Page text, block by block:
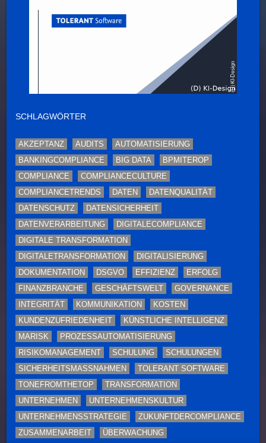
SCHLAGWÖRTER
AKZEPTANZ AUDITS
AUTOMATISIERUNG
BANKINGCOMPLIANCE
BIG DATA
BPMITEROP
COMPLIANCE
COMPLIANCECULTURE
COMPLIANCETRENDS
DATEN
DATENQUALITÄT
DATENSCHUTZ
DATENSICHERHEIT
DATENVERARBEITUNG
DIGITALECOMPLIANCE
DIGITALE TRANSFORMATION
DIGITALETRANSFORMATION
DIGITALISIERUNG
DOKUMENTATION
DSGVO EFFIZIENZ
ERFOLG
FINANZBRANCHE
GESCHÄFTSWELT
GOVERNANCE
INTEGRITÄT
KOMMUNIKATION
KOSTEN
KUNDENZUFRIEDENHEIT
KÜNSTLICHE INTELLIGENZ
MARISK
PROZESSAUTOMATISIERUNG
RISIKOMANAGEMENT
SCHULUNG
SCHULUNGEN
SICHERHEITSMASSNAHMEN
TOLERANT SOFTWARE
TONEFROMTHETOP
TRANSFORMATION
UNTERNEHMEN
UNTERNEHMENSKULTUR
UNTERNEHMENSSTRATEGIE
ZUKUNFTDERCOMPLIANCE
ZUSAMMENARBEIT
ÜBERWACHUNG